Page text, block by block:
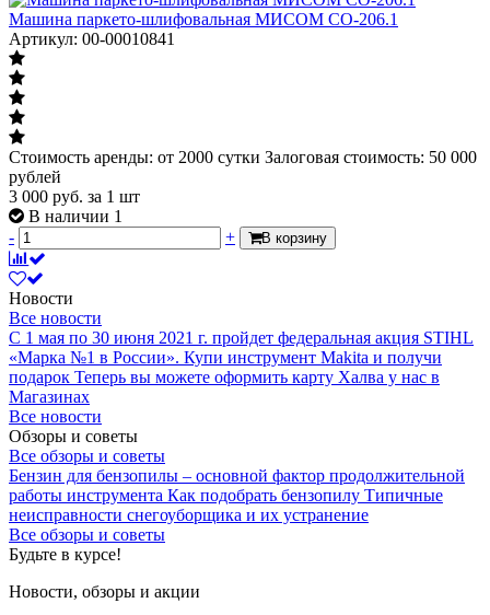
Машина паркето-шлифовальная МИСОМ СО-206.1
Артикул: 00-00010841
Стоимость аренды: от 2000 сутки Залоговая стоимость: 50 000
рублей
3 000 руб. за 1 шт
В наличии 1
-
+ В корзину
Новости
Все новости
С 1 мая по 30 июня 2021 г. пройдет федеральная акция STIHL
«Марка №1 в России». Купи инструмент Makita и получи
подарок Теперь вы можете оформить карту Халва у нас в
Магазинах
Все новости
Обзоры и советы
Все обзоры и советы
Бензин для бензопилы – основной фактор продолжительной
работы инструмента Как подобрать бензопилу Типичные
неисправности снегоуборщика и их устранение
Все обзоры и советы
Будьте в курсе!
Новости, обзоры и акции